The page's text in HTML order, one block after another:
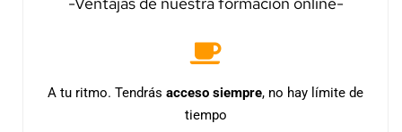
A tu ritmo. Tendrás acceso siempre, no hay límite de
tiempo